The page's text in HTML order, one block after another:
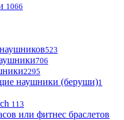
1066
523
706
2295
наушники (беруши)1
113
или фитнес браслетов